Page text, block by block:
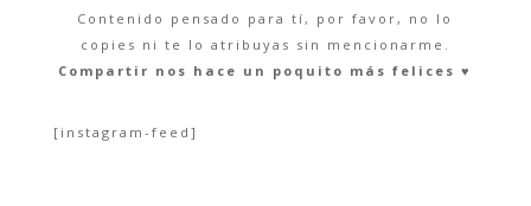
Contenido pensado para tí, por favor, no lo
copies ni te lo atribuyas sin mencionarme.
Compartir nos hace un poquito más felices ♥︎
[instagram-feed]